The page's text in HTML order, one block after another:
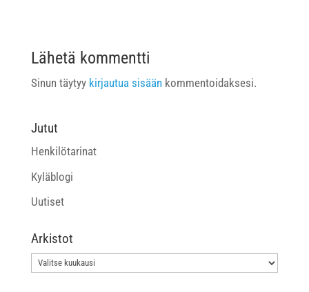
Lähetä kommentti
Sinun täytyy kirjautua sisäänkommentoidaksesi.
Jutut
Henkilötarinat
Kyläblogi
Uutiset
Arkistot
Arkistot